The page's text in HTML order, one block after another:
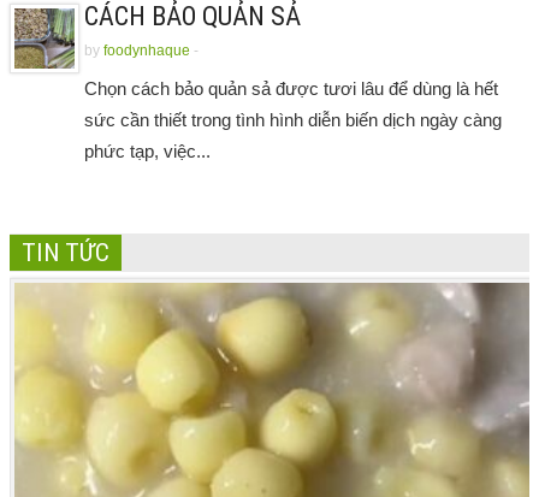
CÁCH BẢO QUẢN SẢ
by foodynhaque -
Chọn cách bảo quản sả được tươi lâu để dùng là hết
sức cần thiết trong tình hình diễn biến dịch ngày càng
phức tạp, việc...
TIN TỨC